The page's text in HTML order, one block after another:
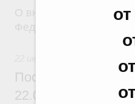
О внесении
Постановление
22.07.2026 г. № 925